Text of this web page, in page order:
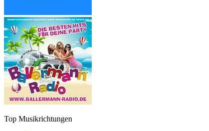
Top Musikrichtungen